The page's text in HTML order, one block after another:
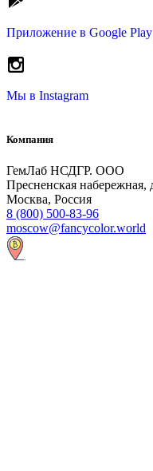
Приложение в Google Play
Мы в Instagram
Компания
ГемЛаб НСДГР. ООО
Пресненская
Москва, Россия
8 (800) 500-83-96
moscow@fancycolor.world